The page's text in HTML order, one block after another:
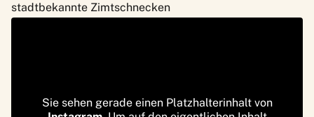
stadtbekannte Zimtschnecken
Sie sehen gerade einen Platzhalterinhalt von